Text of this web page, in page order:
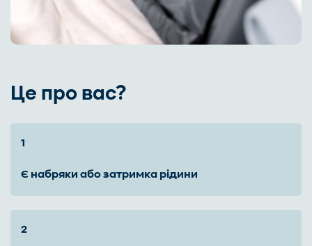
Це про вас?
є набряки або затримка рідини